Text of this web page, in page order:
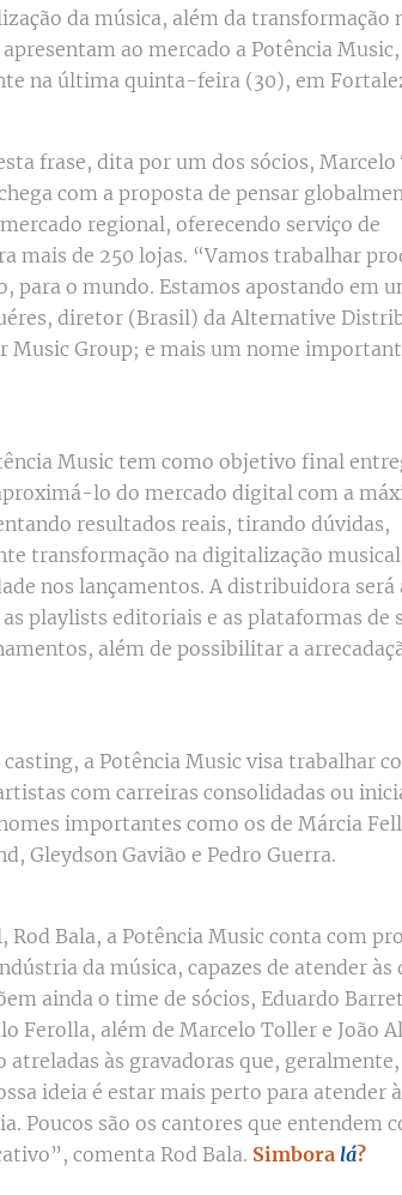
da música, além da transformação
ao mercado a Potência
na última quinta-feira (30), em
frase, dita por um dos sócios,
com a proposta de pensar
regional, oferecendo serviço de
mais de 250 lojas. “Vamos trabalhar
para o mundo. Estamos apostando em
diretor (Brasil) da Alternative
Music Group; e mais um nome
Music tem como objetivo final
lo do mercado digital com a
resultados reais, tirando dúvidas,
transformação na digitalização musical
nos lançamentos. A distribuidora será
playlists editoriais e as plataformas de
além de possibilitar a
a Potência Music visa trabalhar
com carreiras consolidadas ou
importantes como os de Márcia
Gleydson Gavião e Pedro Guerra.
Bala, a Potência Music conta com
da música, capazes de atender às
ainda o time de sócios, Eduardo
Ferolla, além de Marcelo Toller e João
às gravadoras que,
ideia é estar mais perto para atender
Poucos são os cantores que entendem
comenta Rod Bala. Simbora lá?